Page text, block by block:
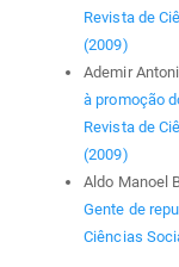
Revista de
(2009)
Ademir
à promoção
Revista de
(2009)
Aldo Manoel
Gente de
Ciências